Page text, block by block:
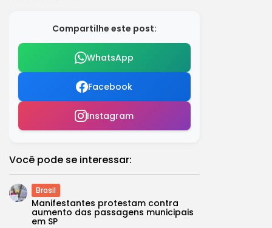
Compartilhe este post:
WhatsApp
Facebook
Instagram
Você pode se interessar:
Brasil
Manifestantes protestam contra
aumento das passagens municipais
em SP